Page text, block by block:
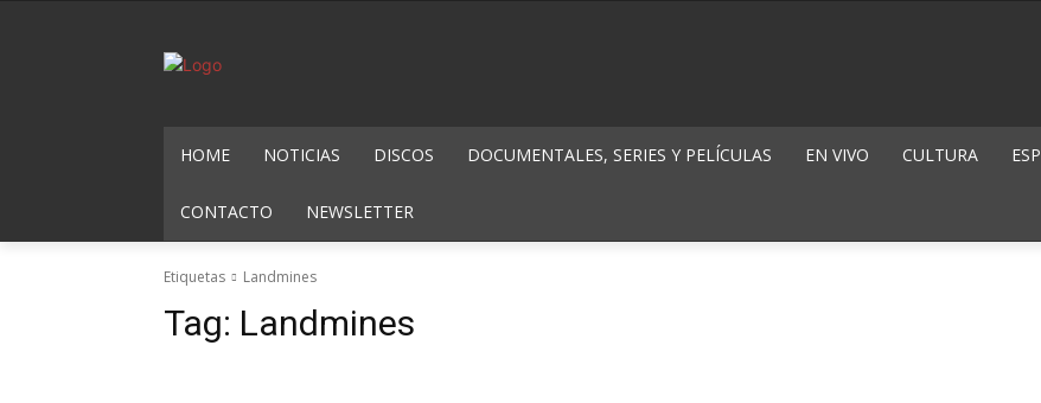
HOME NOTICIAS DISCOS DOCUMENTALES, SERIES Y PELÍCULAS EN VIVO CULTURA
CONTACTO NEWSLETTER
Etiquetas Landmines
Tag: Landmines